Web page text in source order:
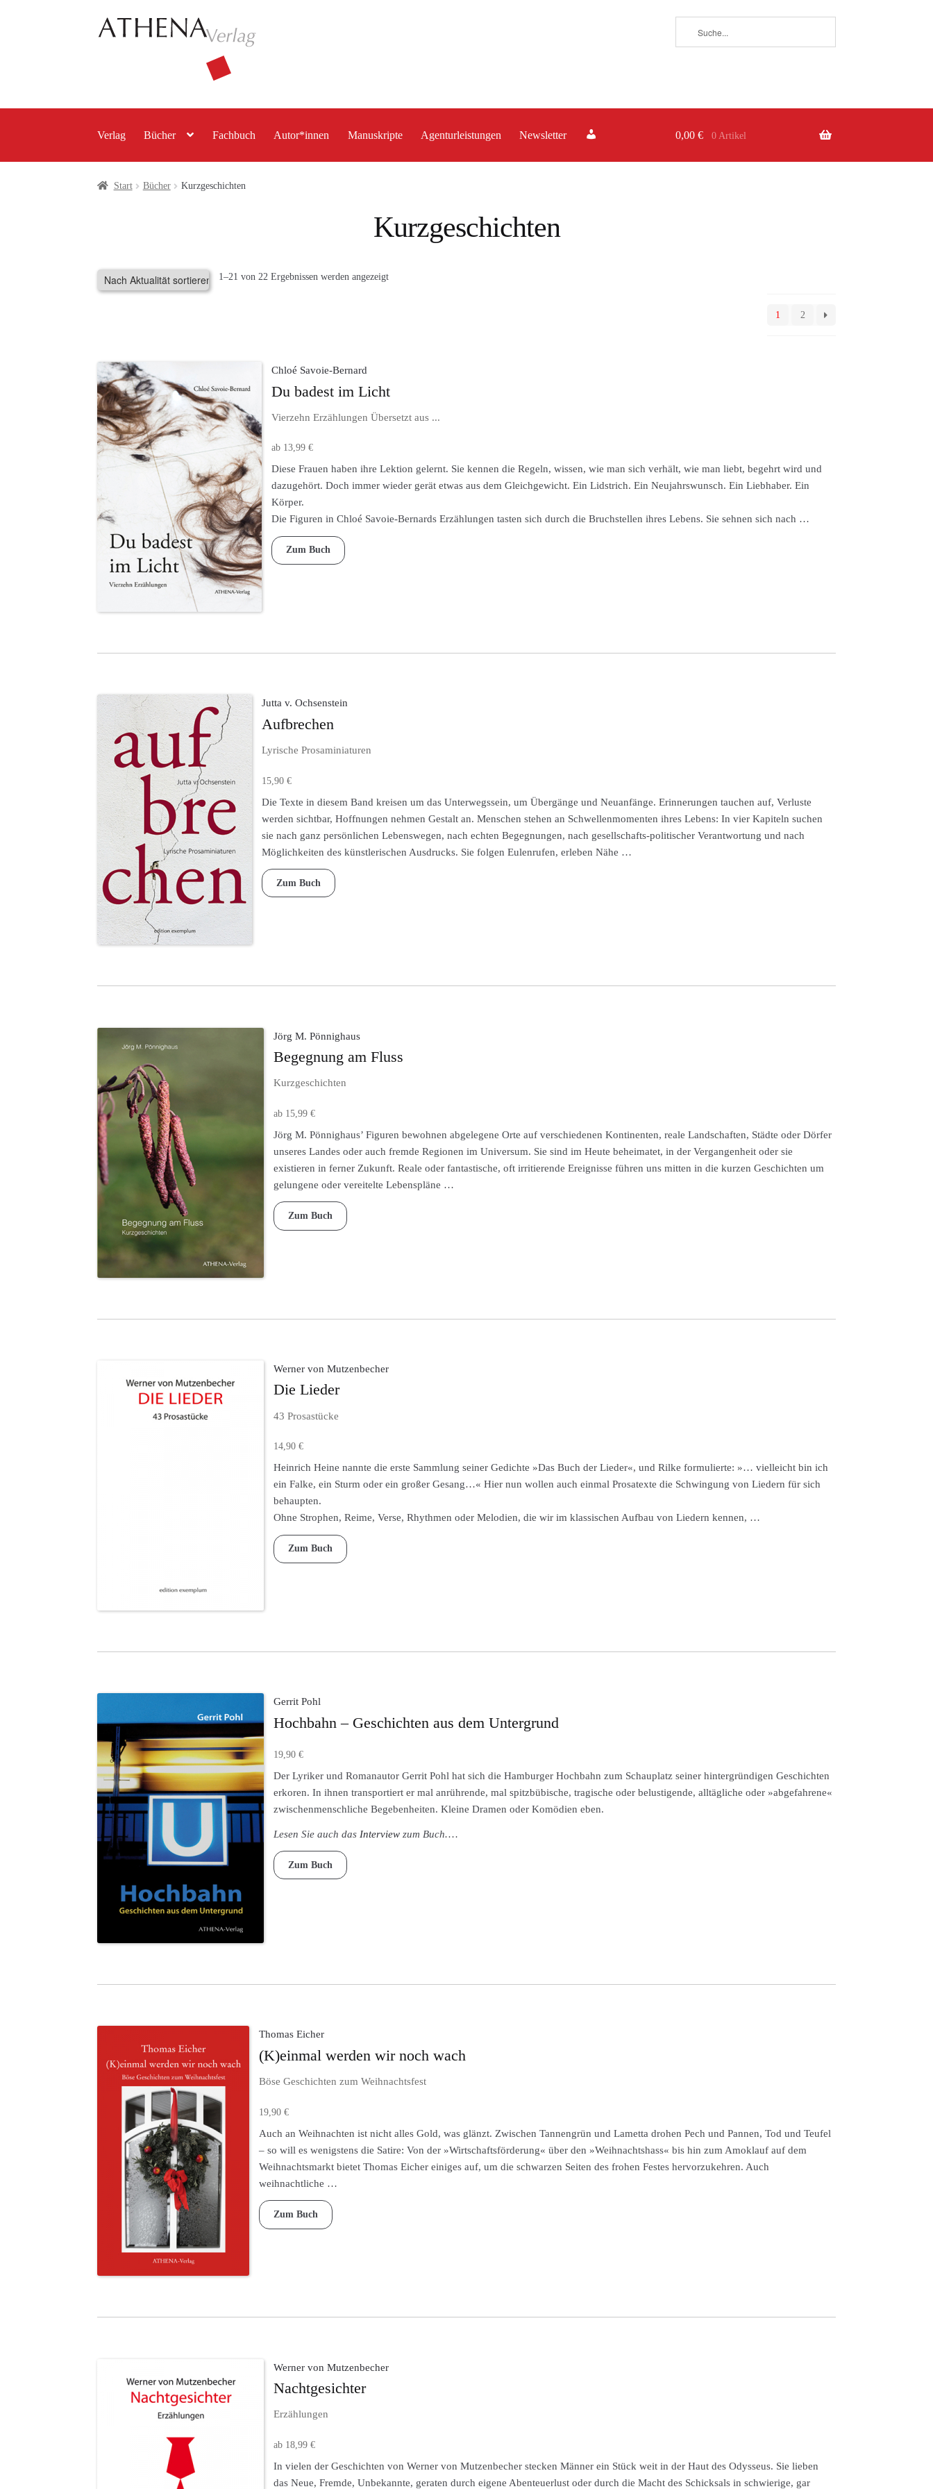
Zur
Zum
Verlag Bücher Fachbuch Autor*innen Manuskripte Agenturleistungen Newsletter 0,00 € 0 Artikel
Start Bücher Kurzgeschichten
Kurzgeschichten
1–21 von 22 Ergebnissen werden angezeigtNach
1 2
Chloé Savoie-Bernard
Du badest im Licht
Vierzehn Erzählungen Übersetzt aus ...
ab 13,99€
Dieses
Produkt
weist
mehrere
auf.
Die
gewählt
Diese Frauen haben ihre Lektion gelernt. Sie kennen die Regeln, wissen, wie man sich verhält, wie man liebt, begehrt wird und
dazugehört. Doch immer wieder gerät etwas aus dem Gleichgewicht. Ein Lidstrich. Ein Neujahrswunsch. Ein Liebhaber. Ein
Körper.
Die Figuren in Chloé Savoie-Bernards Erzählungen tasten sich durch die Bruchstellen ihres Lebens. Sie sehnen sich nach …
Zum Buch
Jutta v. Ochsenstein
Aufbrechen
Lyrische Prosaminiaturen
15,90€
Die Texte in diesem Band kreisen um das Unterwegssein, um Übergänge und Neuanfänge. Erinnerungen tauchen auf, Verluste
werden sichtbar, Hoffnungen nehmen Gestalt an. Menschen stehen an Schwellenmomenten ihres Lebens: In vier Kapiteln suchen
sie nach ganz persönlichen Lebenswegen, nach echten Begegnungen, nach gesellschafts-politischer Verantwortung und nach
Möglichkeiten des künstlerischen Ausdrucks. Sie folgen Eulenrufen, erleben Nähe …
Zum Buch
Jörg M. Pönnighaus
Begegnung am Fluss
Kurzgeschichten
ab 15,99€
Dieses
Produkt
weist
mehrere
auf.
Die
gewählt
Jörg M. Pönnighaus’ Figuren bewohnen abgelegene Orte auf verschiedenen Kontinenten, reale Landschaften, Städte oder Dörfer
unseres Landes oder auch fremde Regionen im Universum. Sie sind im Heute beheimatet, in der Vergangenheit oder sie
existieren in ferner Zukunft. Reale oder fantastische, oft irritierende Ereignisse führen uns mitten in die kurzen Geschichten um
gelungene oder vereitelte Lebenspläne …
Zum Buch
Werner von Mutzenbecher
Die Lieder
43 Prosastücke
14,90€
Heinrich Heine nannte die erste Sammlung seiner Gedichte »Das Buch der Lieder«, und Rilke formulierte: »… vielleicht bin ich
ein Falke, ein Sturm oder ein großer Gesang…« Hier nun wollen auch einmal Prosatexte die Schwingung von Liedern für sich
behaupten.
Ohne Strophen, Reime, Verse, Rhythmen oder Melodien, die wir im klassischen Aufbau von Liedern kennen, …
Zum Buch
Gerrit Pohl
Hochbahn – Geschichten aus dem Untergrund
19,90€
Der Lyriker und Romanautor Gerrit Pohl hat sich die Hamburger Hochbahn zum Schauplatz seiner hintergründigen Geschichten
erkoren. In ihnen transportiert er mal anrührende, mal spitzbübische, tragische oder belustigende, alltägliche oder »abgefahrene«
zwischenmenschliche Begebenheiten. Kleine Dramen oder Komödien eben.
Lesen Sie auch das Interview zum Buch.…
Zum Buch
Thomas Eicher
(K)einmal werden wir noch wach
Böse Geschichten zum Weihnachtsfest
19,90€
Auch an Weihnachten ist nicht alles Gold, was glänzt. Zwischen Tannengrün und Lametta drohen Pech und Pannen, Tod und Teufel
– so will es wenigstens die Satire: Von der »Wirtschaftsförderung« über den »Weihnachtshass« bis hin zum Amoklauf auf dem
Weihnachtsmarkt bietet Thomas Eicher einiges auf, um die schwarzen Seiten des frohen Festes hervorzukehren. Auch
weihnachtliche …
Zum Buch
Werner von Mutzenbecher
Nachtgesichter
Erzählungen
ab 18,99€
Dieses
Produkt
In vielen der Geschichten von Werner von Mutzenbecher stecken Männer ein Stück weit in der Haut des Odysseus. Sie lieben
das Neue, Fremde, Unbekannte, geraten durch eigene Abenteuerlust oder durch die Macht des Schicksals in schwierige, gar